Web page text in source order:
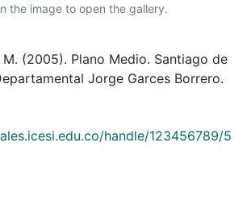
the image to open the gallery.
M. (2005). Plano Medio. Santiago de
Jorge Garces Borrero.
handle/123456789/5